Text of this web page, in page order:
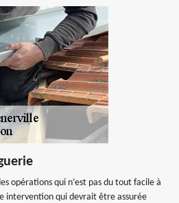
opérations qui n’est pas du tout facile à
intervention qui devrait être assurée